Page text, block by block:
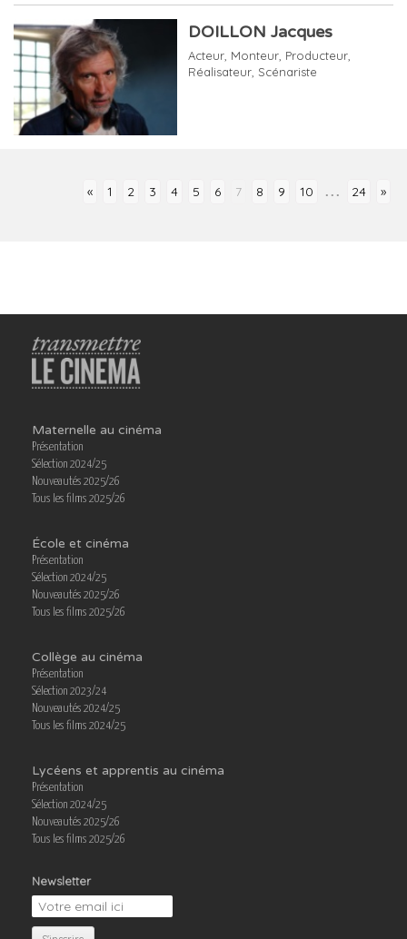
DOILLON Jacques
Acteur Monteur Producteur
Réalisateur Scénariste
« 1 2 3 4 5 6 7 8 9 10 ... 24 »
Maternelle au cinéma
Présentation
Sélection 2024/25
Nouveautés 2025/26
Tous les films 2025/26
École et cinéma
Présentation
Sélection 2024/25
Nouveautés 2025/26
Tous les films 2025/26
Collège au cinéma
Présentation
Sélection 2023/24
Nouveautés 2024/25
Tous les films 2024/25
Lycéens et apprentis au cinéma
Présentation
Sélection 2024/25
Nouveautés 2025/26
Tous les films 2025/26
Newsletter